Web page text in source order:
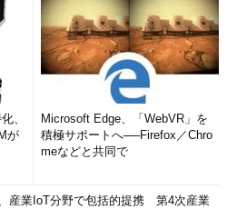
、
が
Microsoft Edge、「WebVR」を
積極サポートへ──Firefox／Chro
meなどと共同で
産業IoT分野で包括的提携 第4次産業